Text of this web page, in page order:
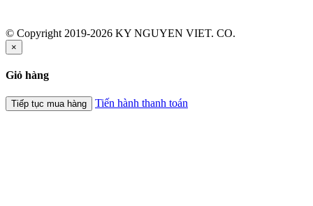
© Copyright 2019-2026 KY NGUYEN VIET. CO.
×
Giỏ hàng
Tiếp tục mua hàng Tiến hành thanh toán